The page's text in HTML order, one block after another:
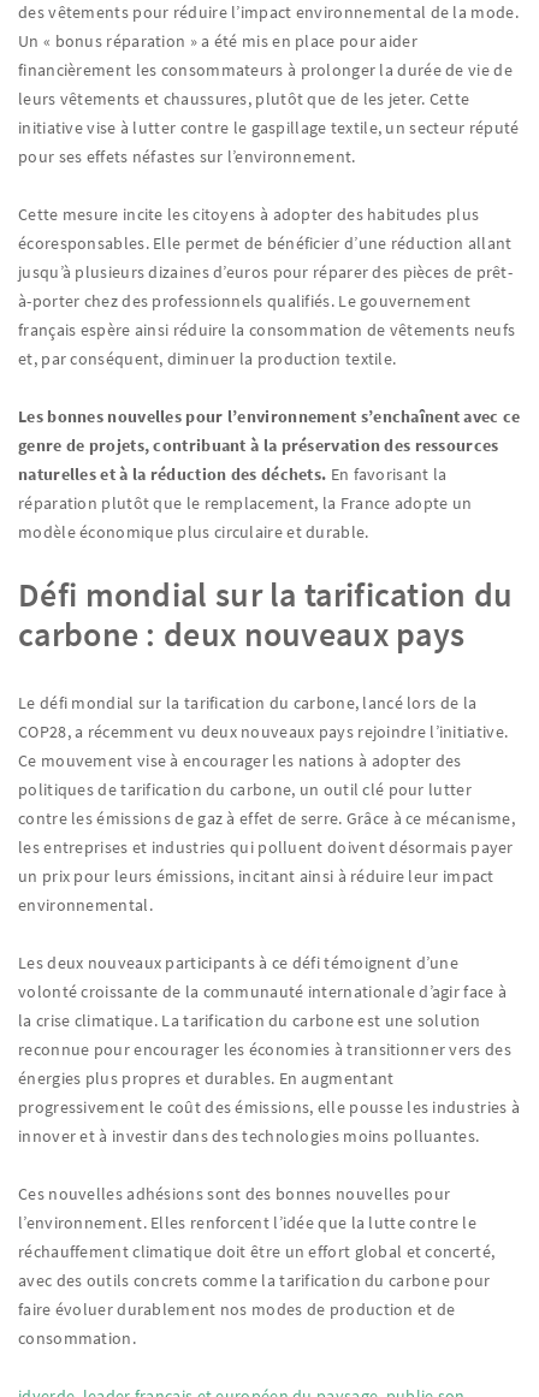
des vêtements pour réduire l’impact environnemental de la mode.
Un « bonus réparation » a été mis en place pour aider
financièrement les consommateurs à prolonger la durée de vie de
leurs vêtements et chaussures, plutôt que de les jeter. Cette
initiative vise à lutter contre le gaspillage textile, un secteur réputé
pour ses effets néfastes sur l’environnement.
Cette mesure incite les citoyens à adopter des habitudes plus
écoresponsables. Elle permet de bénéficier d’une réduction allant
jusqu’à plusieurs dizaines d’euros pour réparer des pièces de prêt-
à-porter chez des professionnels qualifiés. Le gouvernement
français espère ainsi réduire la consommation de vêtements neufs
et, par conséquent, diminuer la production textile.
Les bonnes nouvelles pour l’environnement s’enchaînent avec ce
genre de projets, contribuant à la préservation des ressources
naturelles et à la réduction des déchets. En favorisant la
réparation plutôt que le remplacement, la France adopte un
modèle économique plus circulaire et durable.
Défi mondial sur la tarification du
carbone : deux nouveaux pays
Le défi mondial sur la tarification du carbone, lancé lors de la
COP28, a récemment vu deux nouveaux pays rejoindre l’initiative.
Ce mouvement vise à encourager les nations à adopter des
politiques de tarification du carbone, un outil clé pour lutter
contre les émissions de gaz à effet de serre. Grâce à ce mécanisme,
les entreprises et industries qui polluent doivent désormais payer
un prix pour leurs émissions, incitant ainsi à réduire leur impact
environnemental.
Les deux nouveaux participants à ce défi témoignent d’une
volonté croissante de la communauté internationale d’agir face à
la crise climatique. La tarification du carbone est une solution
reconnue pour encourager les économies à transitionner vers des
énergies plus propres et durables. En augmentant
progressivement le coût des émissions, elle pousse les industries à
innover et à investir dans des technologies moins polluantes.
Ces nouvelles adhésions sont des bonnes nouvelles pour
l’environnement. Elles renforcent l’idée que la lutte contre le
réchauffement climatique doit être un effort global et concerté,
avec des outils concrets comme la tarification du carbone pour
faire évoluer durablement nos modes de production et de
consommation.